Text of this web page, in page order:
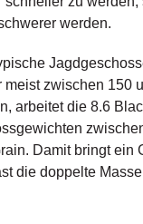
werden.
meist zwischen 150
arbeitet die 8.6
Damit bringt ein
die doppelte